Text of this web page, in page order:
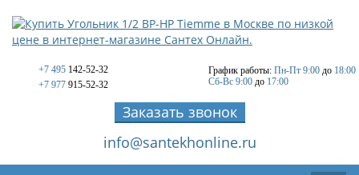
+7 495 142-52-32
+7 977 915-52-32
График работы: Пн-Пт 9:00 до 18:00
Сб-Вс 9:00 до 17:00
Заказать звонок
info@santekhonline.ru